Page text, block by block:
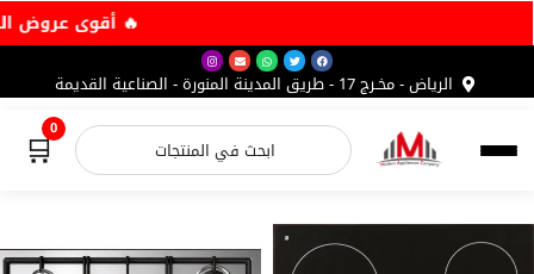
الرياض - مخـرج 17 - طريق المدينة المنورة - الصناعية القديمة
🛒0
براندات عالمية
المنتجات تطبيق الاندرويد
منتجات الاسطح